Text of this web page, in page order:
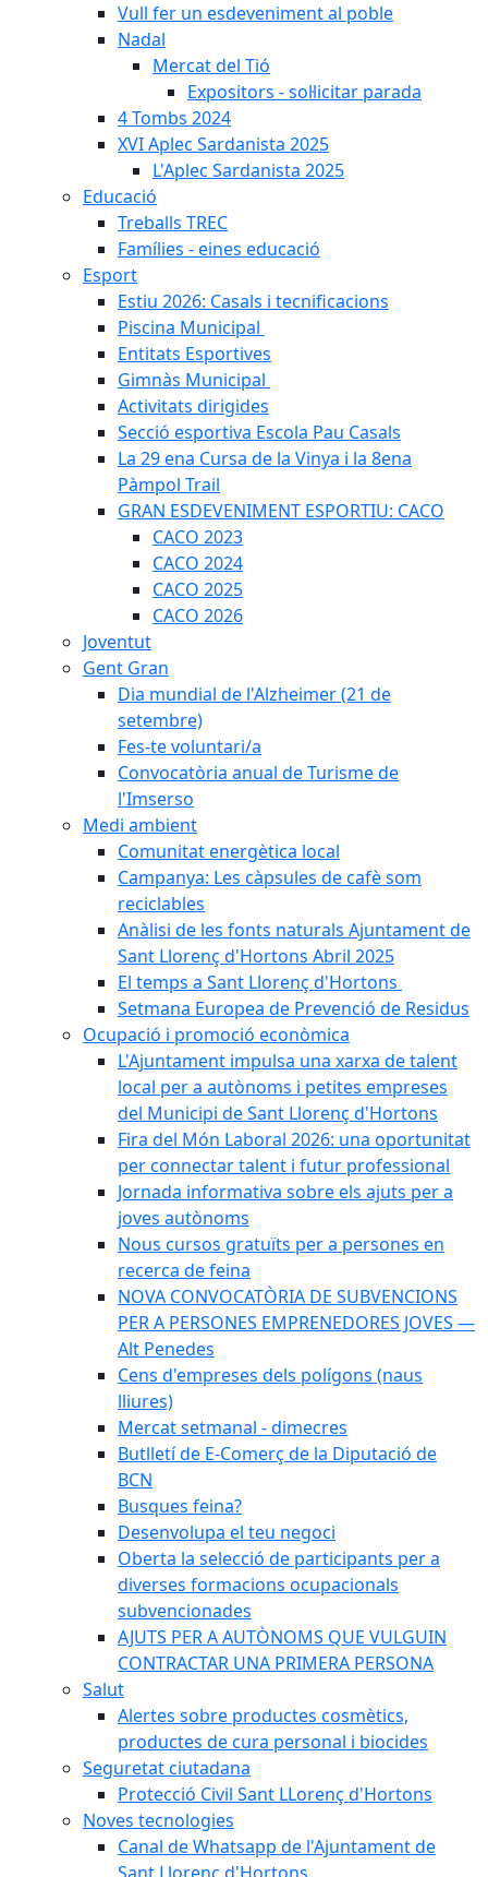
Vull fer un esdeveniment al poble
Nadal
Mercat del Tió
Expositors - sol·licitar parada
4 Tombs 2024
XVI Aplec Sardanista 2025
L'Aplec Sardanista 2025
Educació
Treballs TREC
Famílies - eines educació
Esport
Estiu 2026: Casals i tecnificacions
Piscina Municipal
Entitats Esportives
Gimnàs Municipal
Activitats dirigides
Secció esportiva Escola Pau Casals
La 29 ena Cursa de la Vinya i la 8ena
Pàmpol Trail
GRAN ESDEVENIMENT ESPORTIU: CACO
CACO 2023
CACO 2024
CACO 2025
CACO 2026
Joventut
Gent Gran
Dia mundial de l'Alzheimer (21 de
setembre)
Fes-te voluntari/a
Convocatòria anual de Turisme de
l'Imserso
Medi ambient
Comunitat energètica local
Campanya: Les càpsules de cafè som
reciclables
Anàlisi de les fonts naturals Ajuntament de
Sant Llorenç d'Hortons Abril 2025
El temps a Sant Llorenç d'Hortons
Setmana Europea de Prevenció de Residus
Ocupació i promoció econòmica
L'Ajuntament impulsa una xarxa de talent
local per a autònoms i petites empreses
del Municipi de Sant Llorenç d'Hortons
Fira del Món Laboral 2026: una oportunitat
per connectar talent i futur professional
Jornada informativa sobre els ajuts per a
joves autònoms
Nous cursos gratuïts per a persones en
recerca de feina
NOVA CONVOCATÒRIA DE SUBVENCIONS
PER A PERSONES EMPRENEDORES JOVES —
Alt Penedes
Cens d'empreses dels polígons (naus
lliures)
Mercat setmanal - dimecres
Butlletí de E-Comerç de la Diputació de
BCN
Busques feina?
Desenvolupa el teu negoci
Oberta la selecció de participants per a
diverses formacions ocupacionals
subvencionades
AJUTS PER A AUTÒNOMS QUE VULGUIN
CONTRACTAR UNA PRIMERA PERSONA
Salut
Alertes sobre productes cosmètics,
productes de cura personal i biocides
Seguretat ciutadana
Protecció Civil Sant LLorenç d'Hortons
Noves tecnologies
Canal de Whatsapp de l'Ajuntament de